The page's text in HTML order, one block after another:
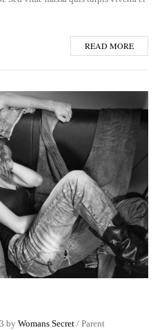
READ MORE
by Womans Secret / Parent